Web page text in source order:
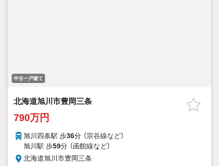
中古一戸建て
北海道旭川市豊岡三条
790万円
旭川四条駅 歩36分 （宗谷線など）
旭川駅 歩59分 （函館線など）
北海道旭川市豊岡三条